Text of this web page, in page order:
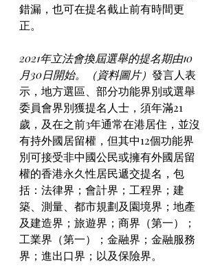
錯漏，也可在提名截止前有時間更
正。
2021年立法會換屆選舉的提名期由10
月30日開始。（資料圖片） 發言人表
示，地方選區、部分功能界別或選舉
委員會界別獲提名人士，須年滿21
歲，及在之前3年通常在港居住，並沒
有持外國居留權，但其中12個功能界
別可接受非中國公民或擁有外國居留
權的香港永久性居民遞交提名，包
括：法律界；會計界；工程界；建
築、測量、都市規劃及園境界；地產
及建造界；旅遊界；商界（第一）；
工業界（第一）；金融界；金融服務
界；進出口界；以及保險界。